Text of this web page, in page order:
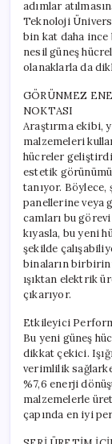
adımlar
Teknoloji
bin kat daha ince
nesil güneş
olanaklarla da
GÖRÜNMEZ
NOKTASI
Araştırma ekibi,
malzemeleri
hücreler
estetik
tanıyor.
panellerine veya
camları bu
kıyasla, bu yeni
şekilde
binaların birbirini
ışıktan elektrik
çıkarıyor.
Etkileyici
Bu yeni güneş
dikkat çekici.
verimlilik
%7,6 enerji
malzemelerle
çapında en iyi